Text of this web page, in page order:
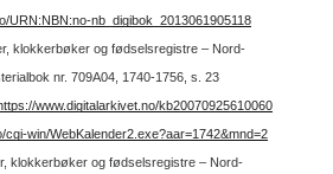
URN:NBN:no-nb_digibok_2013061905118
klokkerbøker og fødselsregistre – Nord-
nr. 709A04, 1740-1756, s. 23
www.digitalarkivet.no/kb20070925610060
win/WebKalender2.exe?aar=1742&mnd=2
klokkerbøker og fødselsregistre – Nord-